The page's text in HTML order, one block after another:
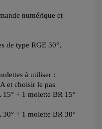
numérique et
de type RGE 30°,
à utiliser :
et choisir le pas
+ 1 molette BR 15°
+ 1 molette BR 30°